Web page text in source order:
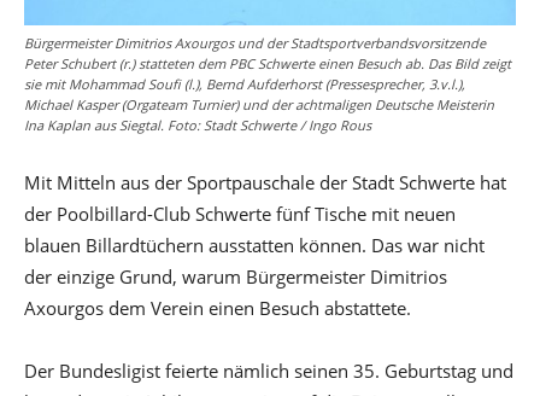
Bürgermeister Dimitrios Axourgos und der Stadtsportverbandsvorsitzende
Peter Schubert (r.) statteten dem PBC Schwerte einen Besuch ab. Das Bild zeigt
sie mit Mohammad Soufi (l.), Bernd Aufderhorst (Pressesprecher, 3.v.l.),
Michael Kasper (Orgateam Turnier) und der achtmaligen Deutsche Meisterin
Ina Kaplan aus Siegtal. Foto: Stadt Schwerte / Ingo Rous
Mit Mitteln aus der Sportpauschale der Stadt Schwerte hat
der Poolbillard-Club Schwerte fünf Tische mit neuen
blauen Billardtüchern ausstatten können. Das war nicht
der einzige Grund, warum Bürgermeister Dimitrios
Axourgos dem Verein einen Besuch abstattete.
Der Bundesligist feierte nämlich seinen 35. Geburtstag und